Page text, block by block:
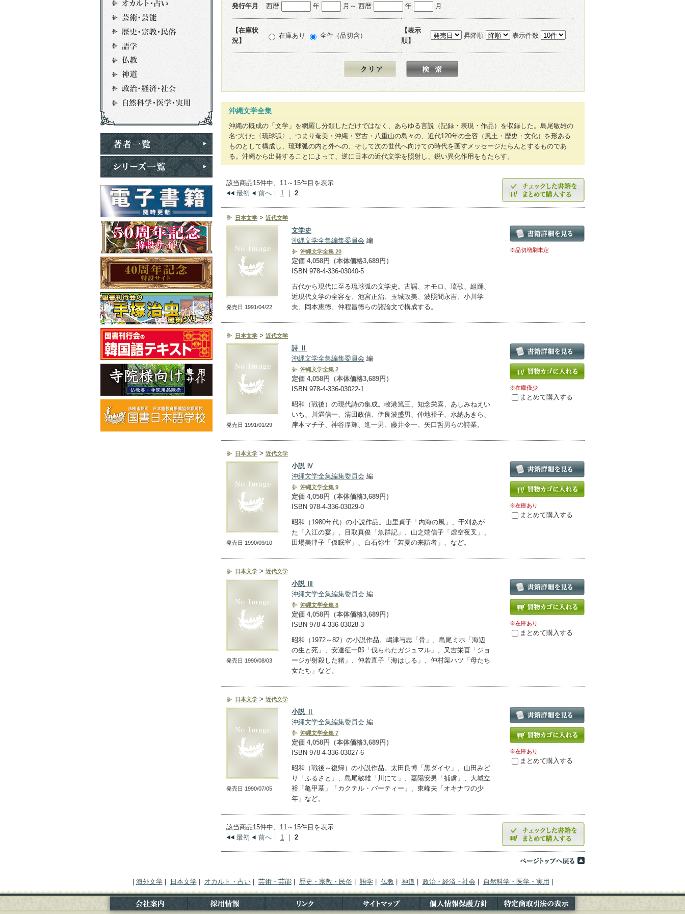
発行年月 西暦 年 月～ 西暦 年 月
【在庫状
況】
在庫あり 全件（品切含）
【表示
順】
昇降順 表示件数
沖縄文学全集
沖縄の既成の「文学」を網羅し分類しただけではなく、あらゆる言説（記録・表現・作品）を収録した。島尾敏雄の
名づけた〈琉球弧〉、つまり奄美・沖縄・宮古・八重山の島々の、近代120年の全容（風土・歴史・文化）を形ある
ものとして構成し、琉球弧の内と外への、そして次の世代へ向けての時代を画すメッセージたらんとするものであ
る。沖縄から出発することによって、逆に日本の近代文学を照射し、鋭い異化作用をもたらす。
該当商品15件中、11～15件目を表示
最初
前へ ｜ 1 ｜ 2
日本文学 > 近代文学
発売日 1991/04/22
文学史
沖縄文学全集編集委員会 編
沖縄文学全集 20
定価 4,058円（本体価格3,689円）
ISBN 978-4-336-03040-5
古代から現代に至る琉球弧の文学史。古謡、オモロ、琉歌、組踊、
近現代文学の全容を、池宮正治、玉城政美、波照間永吉、小川学
夫、岡本恵徳、仲程昌徳らの諸論文で構成する。
※品切増刷未定
日本文学 > 近代文学
発売日 1991/01/29
詩 Ⅱ
沖縄文学全集編集委員会 編
沖縄文学全集 2
定価 4,058円（本体価格3,689円）
ISBN 978-4-336-03022-1
昭和（戦後）の現代詩の集成。牧港篤三、知念栄喜、あしみねえい
いち、川満信一、清田政信、伊良波盛男、仲地裕子、水納あきら、
岸本マチ子、神谷厚輝、進一男、藤井令一、矢口哲男らの詩業。
※在庫僅少
まとめて購入する
日本文学 > 近代文学
発売日 1990/09/10
小説 Ⅳ
沖縄文学全集編集委員会 編
沖縄文学全集 9
定価 4,058円（本体価格3,689円）
ISBN 978-4-336-03029-0
昭和（1980年代）の小説作品。山里貞子「内海の風」、干刈あが
た「入江の宴」、目取真俊「魚群記」、山之端信子「虚空夜叉」、
田場美津子「仮眠室」、白石弥生「若夏の来訪者」、など。
※在庫あり
まとめて購入する
日本文学 > 近代文学
発売日 1990/08/03
小説 Ⅲ
沖縄文学全集編集委員会 編
沖縄文学全集 8
定価 4,058円（本体価格3,689円）
ISBN 978-4-336-03028-3
昭和（1972～82）の小説作品。嶋津与志「骨」、島尾ミホ「海辺
の生と死」、安達征一郎「伐られたガジュマル」、又吉栄喜「ジョ
ージが射殺した猪」、仲若直子「海はしる」、仲村渠ハツ「母たち
女たち」など。
※在庫あり
まとめて購入する
日本文学 > 近代文学
発売日 1990/07/05
小説 Ⅱ
沖縄文学全集編集委員会 編
沖縄文学全集 7
定価 4,058円（本体価格3,689円）
ISBN 978-4-336-03027-6
昭和（戦後～復帰）の小説作品。太田良博「黒ダイヤ」、山田みど
り「ふるさと」、島尾敏雄「川にて」、嘉陽安男「捕虜」、大城立
裕「亀甲墓」「カクテル・パーティー」、東峰夫「オキナワの少
年」など。
※在庫あり
まとめて購入する
該当商品15件中、11～15件目を表示
最初
前へ ｜ 1 ｜ 2
海外文学| 日本文学| オカルト・占い| 芸術・芸能| 歴史・宗教・民俗 語学| 仏教| 神道 政治・経済・社会 自然科学・医学・実用